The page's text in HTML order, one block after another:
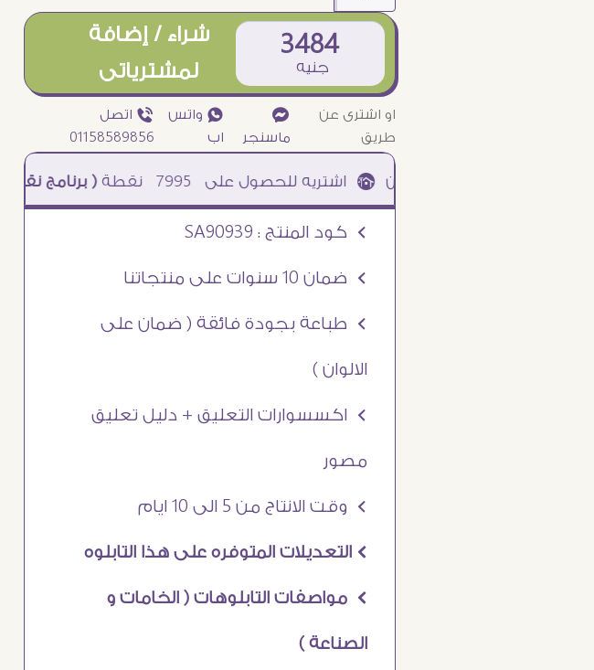
3484
جنيه
شراء / إضافة
لمشترياتى
او اشترى عن
طريق
¥
ماسنجر
₧ واتس
اب
ƒ اتصل
01158589856
7995 نقطة( برنامج نقاطى )à خصم 5% للعملاء الجدد à شحن مجانى عند الشراء ب 4000 جنيه à
Ö كود المنتج : SA90939
Ö ضمان 10 سنوات على منتجاتنا
Ö طباعة بجودة فائقة ( ضمان على
الالوان )
Ö اكسسوارات التعليق + دليل تعليق
مصور
Ö وقت الانتاج من 5 الى 10 ايام
Ö التعديلات المتوفره على هذا التابلوه
Ö مواصفات التابلوهات ( الخامات و
الصناعة )